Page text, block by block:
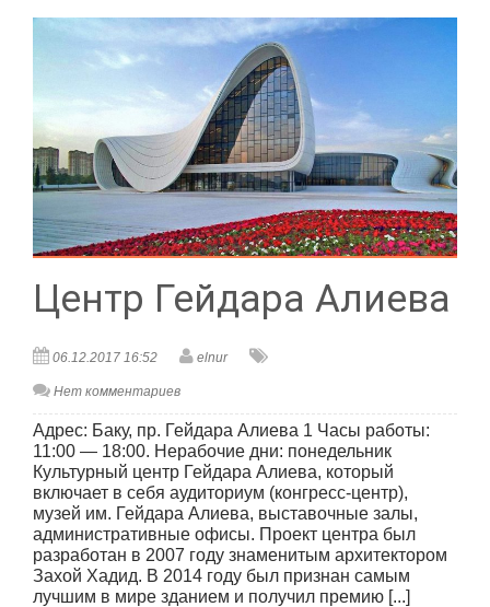
Центр Гейдара Алиева
06.12.2017 16:52 elnur
Нет комментариев
Адрес: Баку, пр. Гейдара Алиева 1 Часы работы:
11:00 — 18:00. Нерабочие дни: понедельник
Культурный центр Гейдара Алиева, который
включает в себя аудиториум (конгресс-центр),
музей им. Гейдара Алиева, выставочные залы,
административные офисы. Проект центра был
разработан в 2007 году знаменитым архитектором
Захой Хадид. В 2014 году был признан самым
лучшим в мире зданием и получил премию [...]